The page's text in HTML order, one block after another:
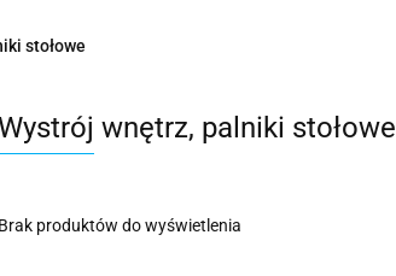
stołowe
wnętrz, palniki stołowe
Brak produktów do wyświetlenia